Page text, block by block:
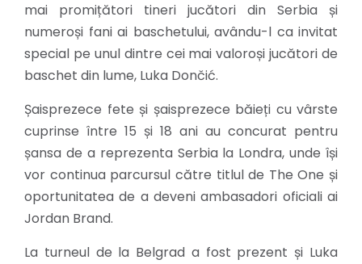
mai promițători tineri jucători din Serbia și
numeroși fani ai baschetului, avându-l ca invitat
special pe unul dintre cei mai valoroși jucători de
baschet din lume, Luka Dončić.
Șaisprezece fete și șaisprezece băieți cu vârste
cuprinse între 15 și 18 ani au concurat pentru
șansa de a reprezenta Serbia la Londra, unde își
vor continua parcursul către titlul de The One și
oportunitatea de a deveni ambasadori oficiali ai
Jordan Brand.
La turneul de la Belgrad a fost prezent și Luka